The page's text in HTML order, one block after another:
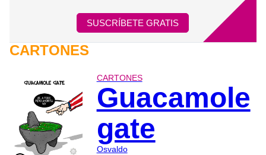
SUSCRÍBETE GRATIS
CARTONES
CARTONES
Guacamole
gate
Osvaldo